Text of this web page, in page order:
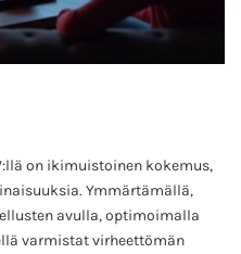
on ikimuistoinen kokemus,
Ymmärtämällä,
avulla, optimoimalla
varmistat virheettömän